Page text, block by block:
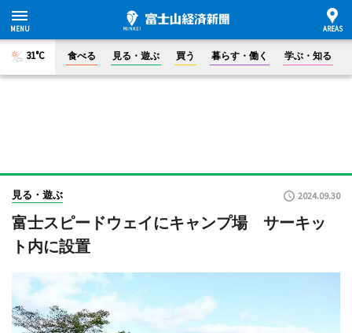
31°C 食べる 見る・遊ぶ 買う 暮らす・働く 学ぶ・知る
見る・遊ぶ 2024.09.30
富士スピードウェイにキャンプ場 サーキッ
ト内に設置